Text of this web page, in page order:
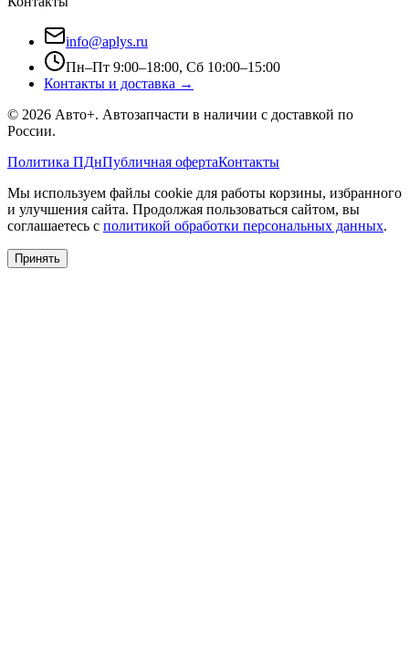
info@aplys.ru
Пн–Пт 9:00–18:00, Сб 10:00–15:00
Контакты и доставка →
© 2026 Авто+. Автозапчасти в наличии с доставкой по
России.
Политика ПДнПубличная офертаКонтакты
Мы используем файлы cookie для работы корзины, избранного
и улучшения сайта. Продолжая пользоваться сайтом, вы
соглашаетесь с политикой обработки персональных данных.
Принять